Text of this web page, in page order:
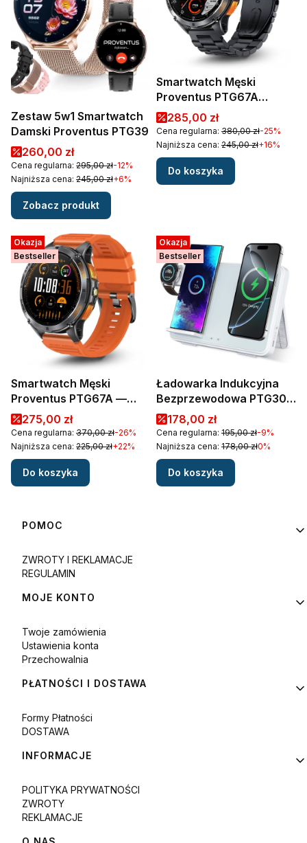
Zestaw 5w1 Smartwatch
Damski Proventus PTG39
Cena promocyjna
260,00 zł
Cena regularna: 295,00 zł-12%
Najniższa cena: 245,00 zł+6%
Zobacz produkt
Smartwatch Męski
Proventus PTG67A
Premium — GPS,
AMOLED, Rozmowy
Bluetooth, Wodoodporny
Cena promocyjna
285,00 zł
Cena regularna: 380,00 zł-25%
Najniższa cena: 245,00 zł+16%
Do koszyka
Okazja
Bestseller
Smartwatch Męski
Proventus PTG67A —
GPS, AMOLED, Rozmowy
Bluetooth, Wodoodporny
Cena promocyjna
275,00 zł
Cena regularna: 370,00 zł-26%
Najniższa cena: 225,00 zł+22%
Do koszyka
Okazja
Bestseller
Ładowarka Indukcyjna
Bezprzewodowa PTG30B
Składana do Apple Stacja
Indukcyjna Qi2 15W
Stojak
Cena promocyjna
178,00 zł
Cena regularna: 195,00 zł-9%
Najniższa cena: 178,00 zł0%
Do koszyka
Linki w stopce
POMOC
ZWROTY I REKLAMACJE
REGULAMIN
MOJE KONTO
Twoje zamówienia
Ustawienia konta
Przechowalnia
PŁATNOŚCI I DOSTAWA
Formy Płatności
DOSTAWA
INFORMACJE
POLITYKA PRYWATNOŚCI
ZWROTY
REKLAMACJE